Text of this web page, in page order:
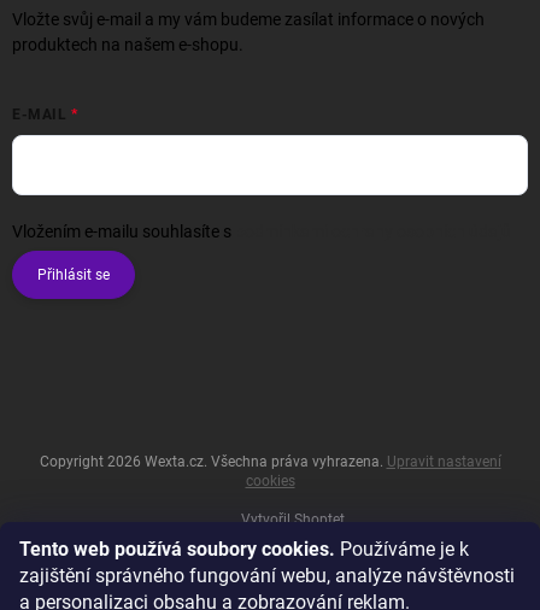
Tento web používá soubory cookies. Používáme je k
zajištění správného fungování webu, analýze návštěvnosti
a personalizaci obsahu a zobrazování reklam.
Vložte svůj e-mail a my vám budeme zasílat informace o nových
produktech na našem e-shopu.
E-MAIL
Vložením e-mailu souhlasíte s
Přihlásit se
Vytvořil Shoptet
Copyright 2026 Wexta.cz. Všechna práva vyhrazena. Upravit nastavení
cookies